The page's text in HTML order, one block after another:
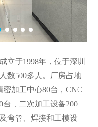
于1998年，位于深圳
数500多人。厂房占地
密加工中心80台，CNC
台，二次加工设备200
弯管、焊接和工模设